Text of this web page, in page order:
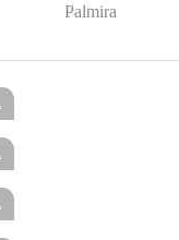
Palmira